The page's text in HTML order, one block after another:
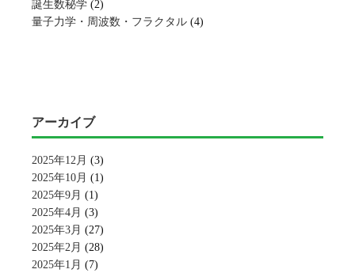
誕生数秘学 (2)
量子力学・周波数・フラクタル (4)
アーカイブ
2025年12月 (3)
2025年10月 (1)
2025年9月 (1)
2025年4月 (3)
2025年3月 (27)
2025年2月 (28)
2025年1月 (7)